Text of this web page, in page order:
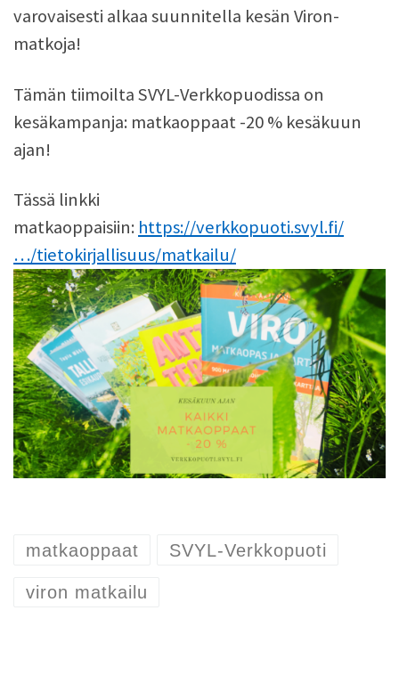
varovaisesti alkaa suunnitella kesän Viron-
matkoja!
Tämän tiimoilta SVYL-Verkkopuodissa on
kesäkampanja: matkaoppaat -20 % kesäkuun
ajan!
Tässä linkki
matkaoppaisiin: https://verkkopuoti.svyl.fi/
…/tietokirjallisuus/matkailu/
matkaoppaat SVYL-Verkkopuoti
viron matkailu